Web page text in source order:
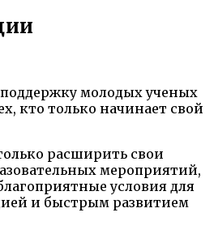
молодых ученых
кто только начинает свой
расширить свои
мероприятий,
условия для
и быстрым развитием